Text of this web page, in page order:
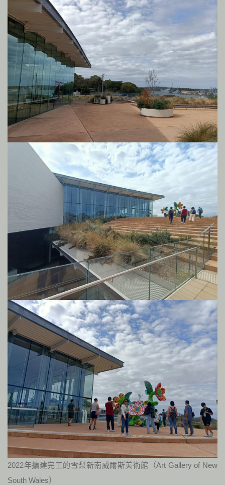
2022年擴建完工的雪梨新南威爾斯美術館（Art Gallery of New
South Wales）